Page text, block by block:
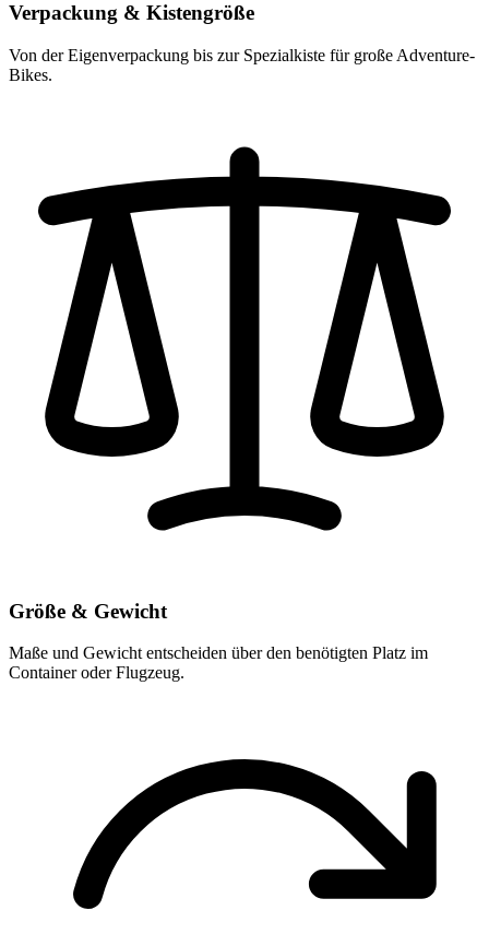
Verpackung & Kistengröße
Von der Eigenverpackung bis zur Spezialkiste für große Adventure-
Bikes.
Größe & Gewicht
Maße und Gewicht entscheiden über den benötigten Platz im
Container oder Flugzeug.